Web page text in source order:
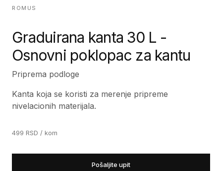
ROMUS
Graduirana kanta 30 L -
Osnovni poklopac za kantu
Priprema podloge
Kanta koja se koristi za merenje pripreme
nivelacionih materijala.
499 RSD / kom
Pošaljite upit